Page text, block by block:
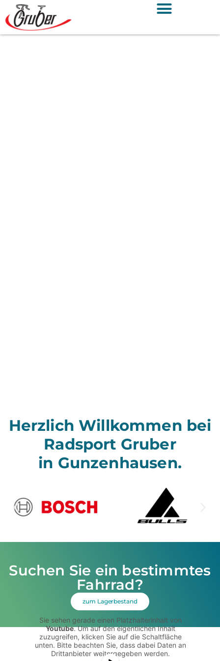
Herzlich Willkommen bei
Radsport Gruber
in Gunzenhausen.
Suchen Sie ein bestimmtes
Fahrrad?
zum Lagerbestand
Sie sehen gerade einen Platzhalterinhalt von
Youtube. Um auf den eigentlichen Inhalt
zuzugreifen, klicken Sie auf die Schaltfläche
unten. Bitte beachten Sie, dass dabei Daten an
Drittanbieter weitergegeben werden.